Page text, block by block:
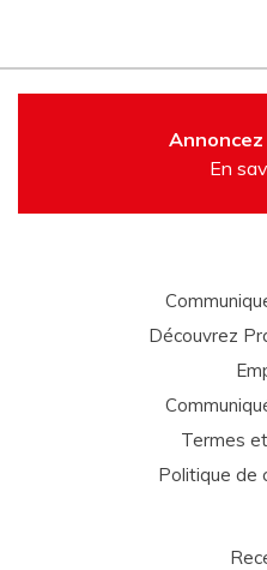
Annoncez
En
Découvrez
Termes
Politique de